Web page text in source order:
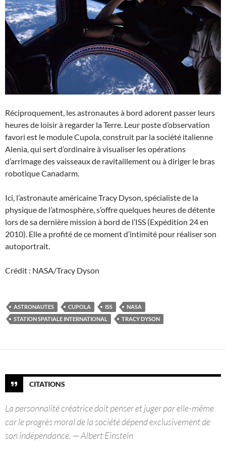
Réciproquement, les astronautes à bord adorent passer leurs
heures de loisir à regarder la Terre. Leur poste d’observation
favori est le module Cupola, construit par la société italienne
Alenia, qui sert d’ordinaire à visualiser les opérations
d’arrimage des vaisseaux de ravitaillement ou à diriger le bras
robotique Canadarm.
Ici, l’astronaute américaine Tracy Dyson, spécialiste de la
physique de l’atmosphère, s’offre quelques heures de détente
lors de sa dernière mission à bord de l’ISS (Expédition 24 en
2010). Elle a profité de ce moment d’intimité pour réaliser son
autoportrait.
Crédit : NASA/Tracy Dyson
ASTRONAUTES CUPOLA ISS
NASA
STATION SPATIALE INTERNATIONAL
TRACY DYSON
CITATIONS
La personnalité créatrice doit penser et juger par elle-même
car le progrès moral de la société dépend exclusivement de
son indépendance. — Albert Einstein